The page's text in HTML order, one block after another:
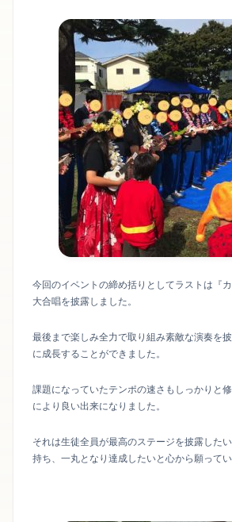
今回のイベントの締め括りとしてラストは『
大合唱を披露しました。
最後まで楽しみ全力で取り組み素敵な演奏を
に成長することができました。
課題になっていたテンポの速さもしっかりと
により良い出来になりました。
それは生徒全員が最高のステージを披露した
持ち、一丸となり達成したいと心から願ってい